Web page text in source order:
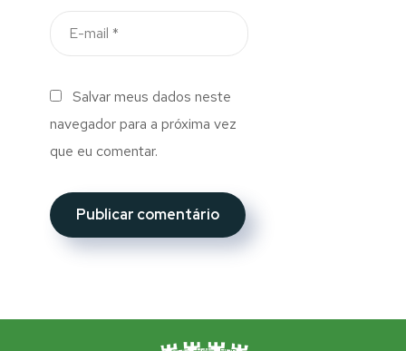
Salvar meus dados neste
navegador para a próxima vez
que eu comentar.